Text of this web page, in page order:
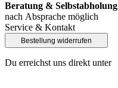
Beratung & Selbstabholung
nach Absprache möglich
Service & Kontakt
Bestellung widerrufen
Du erreichst uns direkt unter